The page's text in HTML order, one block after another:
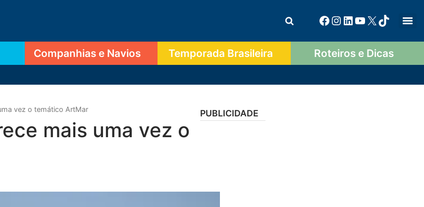
Companhias e Navios Temporada Brasileira Roteiros e Dicas
vez o temático ArtMar
mais uma vez o
PUBLICIDADE